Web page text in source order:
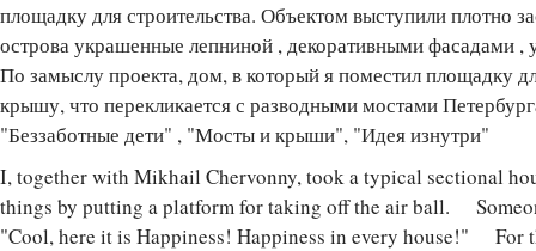
площадку для строительства. Объектом выступили плотно
острова украшенные лепниной , декоративными фасадами
По замыслу проекта, дом, в который я поместил площадку
крышу, что перекликается с разводными мостами
"Беззаботные дети" , "Мосты и крыши", "Идея изнутри"
I, together with Mikhail Chervonny, took a typical sectional
things by putting a platform for taking off the air ball.
"Cool, here it is Happiness! Happiness in every house!" For